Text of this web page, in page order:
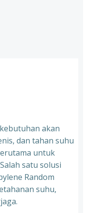
akan
dan tahan suhu
untuk
satu solusi
Random
suhu,